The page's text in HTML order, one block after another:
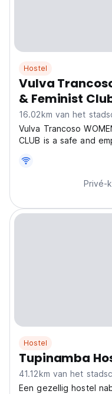
Hostel
Vulva
& Feminist
16.02km van het
Vulva Trancoso
CLUB is a safe and
Trancoso. Here you
Olimpo. We offer two
throughout the...Privé-
Hostel
Tupinamba
41.12km van het
Een gezellig hostel